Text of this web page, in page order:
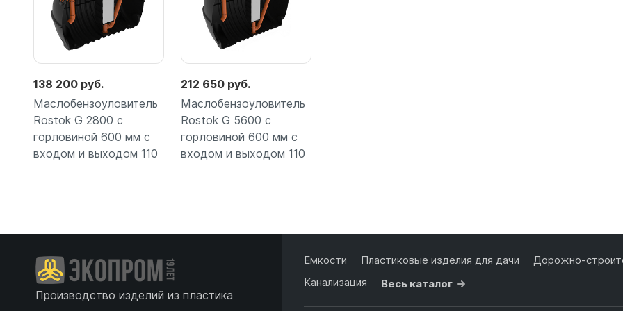
138 200 руб.
Маслобензоуловитель
Rostok G 2800 с
горловиной 600 мм с
входом и выходом 110
212 650 руб.
Маслобензоуловитель
Rostok G 5600 с
горловиной 600 мм с
входом и выходом 110
Производство изделий из пластика
Емкости Пластиковые изделия для дачи Дорожно-
Канализация
Весь каталог